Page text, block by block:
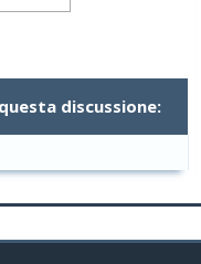
discussione: